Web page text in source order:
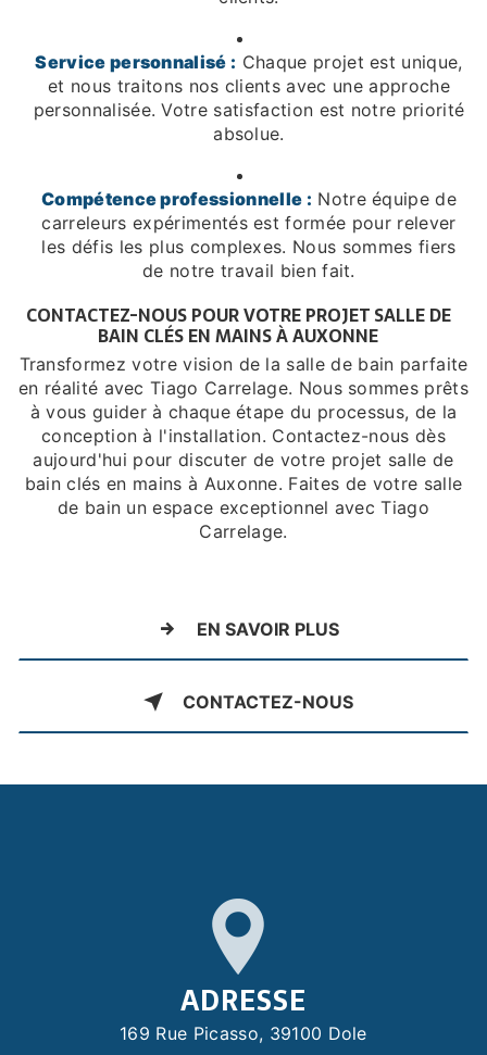
Service personnalisé : Chaque projet est unique,
et nous traitons nos clients avec une approche
personnalisée. Votre satisfaction est notre priorité
absolue.
Compétence professionnelle : Notre équipe de
carreleurs expérimentés est formée pour relever
les défis les plus complexes. Nous sommes fiers
de notre travail bien fait.
CONTACTEZ-NOUS POUR VOTRE PROJET SALLE DE
BAIN CLÉS EN MAINS À AUXONNE
Transformez votre vision de la salle de bain parfaite
en réalité avec Tiago Carrelage. Nous sommes prêts
à vous guider à chaque étape du processus, de la
conception à l'installation. Contactez-nous dès
aujourd'hui pour discuter de votre projet salle de
bain clés en mains à Auxonne. Faites de votre salle
de bain un espace exceptionnel avec Tiago
Carrelage.
EN SAVOIR PLUS
CONTACTEZ-NOUS
ADRESSE
169 Rue Picasso, 39100 Dole